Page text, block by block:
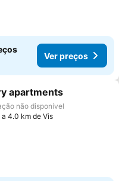
Ver preços
aos favoritos
apartments
não disponível
4.0 km de Vis